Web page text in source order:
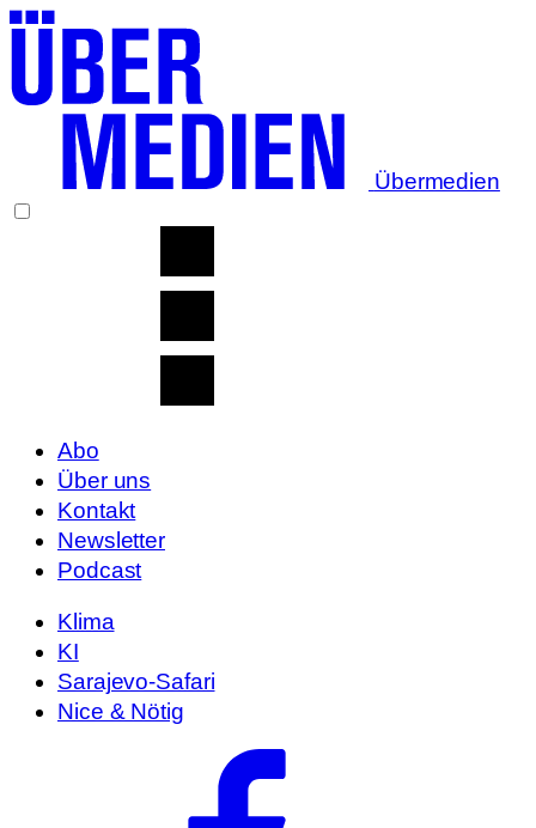
Übermedien
Abo
Über uns
Kontakt
Newsletter
Podcast
Klima
KI
Sarajevo-Safari
Nice & Nötig